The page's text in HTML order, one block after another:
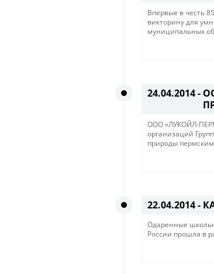
Впервые в честь
викторину для
муниципальных
24.04.2014 -
ООО «ЛУКОЙЛ-
организаций
природы
22.04.2014 -
Одаренные
России прошла в